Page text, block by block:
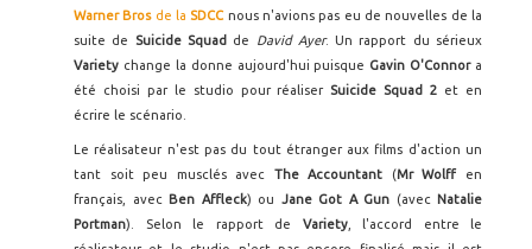
Warner Bros de la SDCC nous n'avions pas eu de nouvelles de la
suite de
Suicide Squad de David Ayer. Un rapport du sérieux
Variety change la donne aujourd'hui puisque Gavin O'Connor a
été choisi par le studio pour réaliser Suicide Squad 2 et en
écrire le scénario.
Le réalisateur n'est pas du tout étranger aux films d'action un
tant soit peu musclés avec The Accountant (Mr Wolffen
français, avec Ben Affleck) ou Jane Got A Gun (avec Natalie
Portman). Selon le rapport de Variety, l'accord entre le